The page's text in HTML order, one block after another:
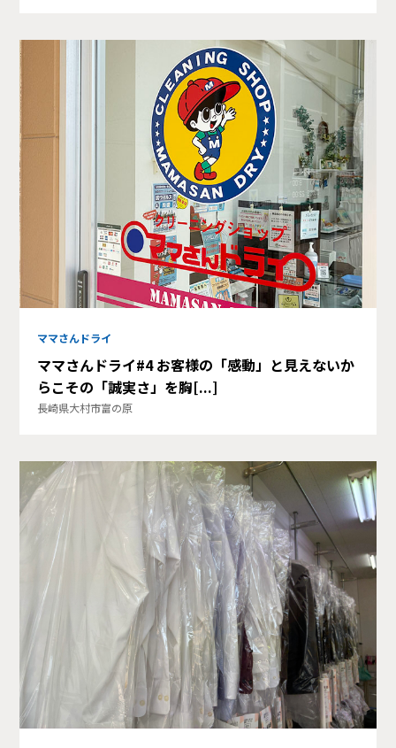
ママさんドライ
ママさんドライ#4 お客様の「感動」と見えないか
らこその「誠実さ」を胸[...]
長崎県大村市富の原